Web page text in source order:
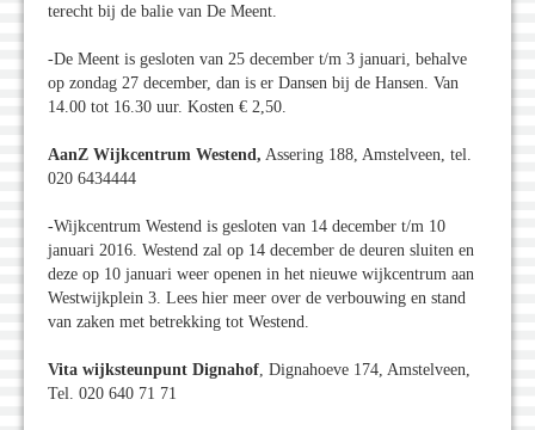
terecht bij de balie van De Meent.
-De Meent is gesloten van 25 december t/m 3 januari, behalve
op zondag 27 december, dan is er Dansen bij de Hansen. Van
14.00 tot 16.30 uur. Kosten € 2,50.
AanZ Wijkcentrum Westend, Assering 188, Amstelveen, tel.
020 6434444
-Wijkcentrum Westend is gesloten van 14 december t/m 10
januari 2016. Westend zal op 14 december de deuren sluiten en
deze op 10 januari weer openen in het nieuwe wijkcentrum aan
Westwijkplein 3. Lees hier meer over de verbouwing en stand
van zaken met betrekking tot Westend.
Vita wijksteunpunt Dignahof , Dignahoeve 174, Amstelveen,
Tel. 020 640 71 71